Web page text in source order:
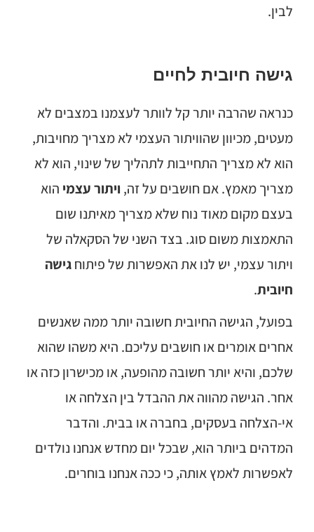
לבין.
גישה חיובית לחיים
כנראה שהרבה יותר קל לוותר לעצמנו במצבים לא
מעטים, מכיוון שהוויתור העצמי לא מצריך מחויבות,
הוא לא מצריך התחייבות לתהליך של שינוי, הוא לא
מצריך מאמץ. אם חושבים על זה, ויתור עצמי הוא
בעצם מקום מאוד נוח שלא מצריך מאיתנו שום
התאמצות משום סוג. בצד השני של הסקאלה של
ויתור עצמי, יש לנו את האפשרות של פיתוחגישה
חיובית.
בפועל, הגישה החיובית חשובה יותר ממה שאנשים
אחרים אומרים או חושבים עליכם. היא משהו שהוא
שלכם, והיא יותר חשובה מהופעה, או מכישרון כזה או
אחר. הגישה מהווה את ההבדל בין הצלחה או
אי-הצלחה בעסקים, בחברה או בבית. והדבר
המדהים ביותר הוא, שבכל יום מחדש אנחנו נולדים
לאפשרות לאמץ אותה, כי ככה אנחנו בוחרים.